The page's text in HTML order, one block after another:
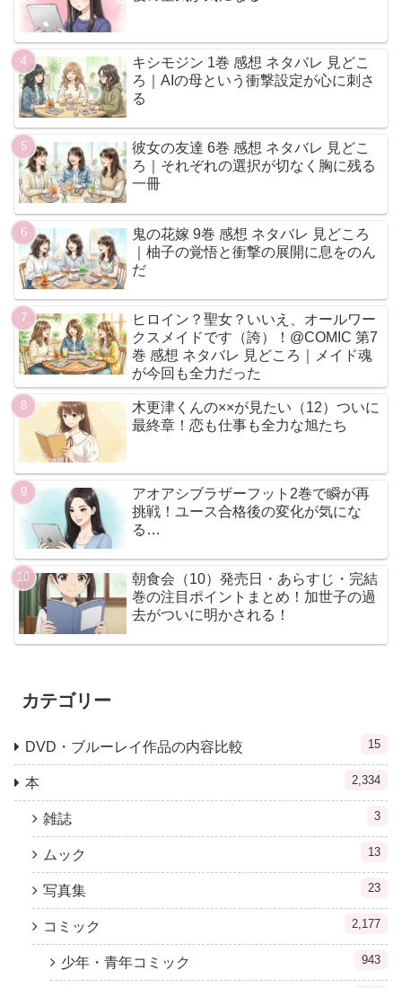
キシモジン 1巻 感想 ネタバレ 見どこ
ろ｜AIの母という衝撃設定が心に刺さ
る
彼女の友達 6巻 感想 ネタバレ 見どこ
ろ｜それぞれの選択が切なく胸に残る
一冊
鬼の花嫁 9巻 感想 ネタバレ 見どころ
｜柚子の覚悟と衝撃の展開に息をのん
だ
ヒロイン？聖女？いいえ、オールワー
クスメイドです（誇）！@COMIC 第7
巻 感想 ネタバレ 見どころ｜メイド魂
が今回も全力だった
木更津くんの××が見たい（12）ついに
最終章！恋も仕事も全力な旭たち
アオアシブラザーフット2巻で瞬が再
挑戦！ユース合格後の変化が気にな
る…
朝食会（10）発売日・あらすじ・完結
巻の注目ポイントまとめ！加世子の過
去がついに明かされる！
カテゴリー
DVD・ブルーレイ作品の内容比較 15
本 2,334
雑誌 3
ムック 13
写真集 23
コミック 2,177
少年・青年コミック 943